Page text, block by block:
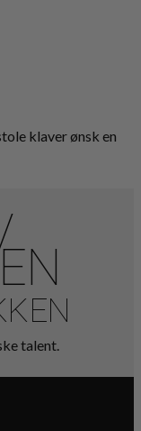
talent.